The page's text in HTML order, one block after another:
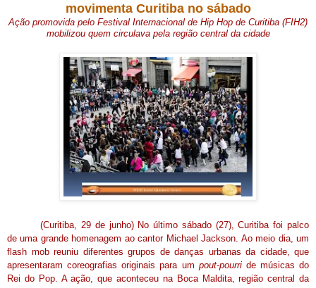
movimenta Curitiba no sábado
Ação promovida pelo Festival Internacional de Hip Hop de Curitiba (FIH2)
mobilizou quem circulava pela região central da cidade
(Curitiba, 29 de junho) No último sábado (27), Curitiba foi palco
de uma grande homenagem ao cantor Michael Jackson. Ao meio dia, um
flash mob reuniu diferentes grupos de danças urbanas da cidade, que
apresentaram coreografias originais para um pout-pourride músicas do
Rei do Pop. A ação, que aconteceu na Boca Maldita, região central da